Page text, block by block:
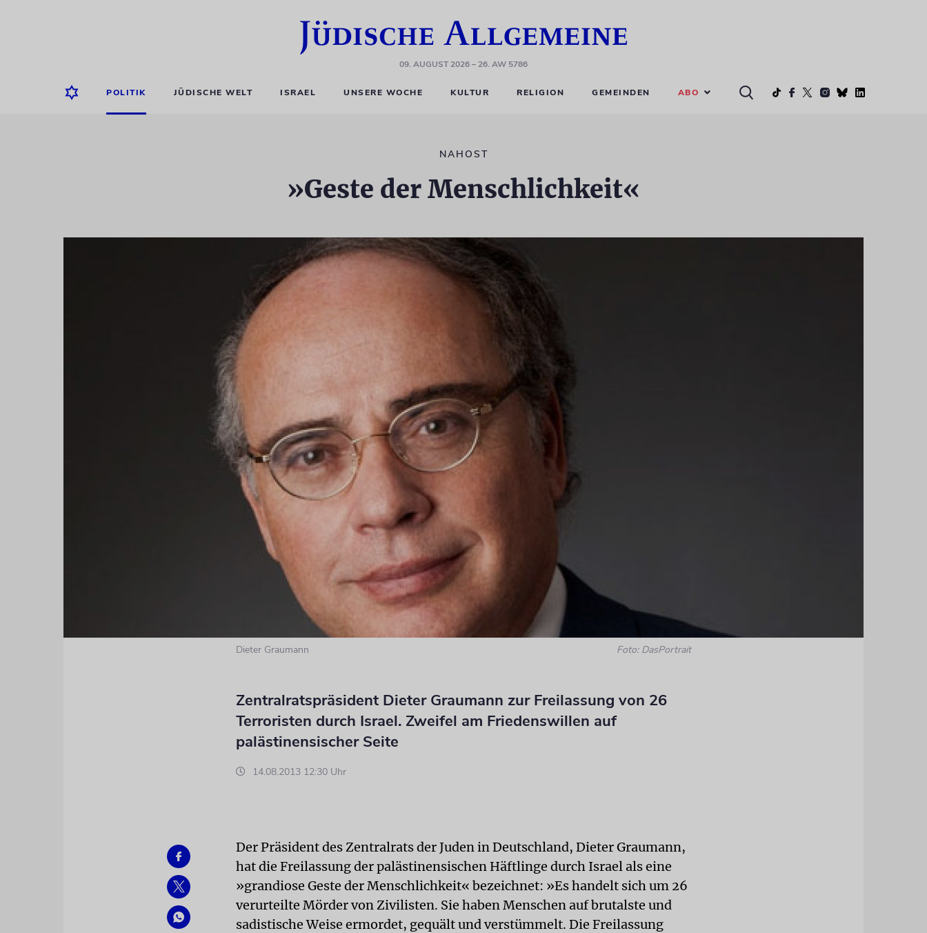
09. AUGUST 2026– 26. AW 5786
POLITIK JÜDISCHE WELT ISRAEL UNSERE WOCHE KULTUR RELIGION GEMEINDEN ABO
NAHOST
»Geste der Menschlichkeit«
Dieter Graumann Foto: DasPortrait
Zentralratspräsident Dieter Graumann zur Freilassung von 26
Terroristen durch Israel. Zweifel am Friedenswillen auf
palästinensischer Seite
14.08.2013 12:30 Uhr
Der Präsident des Zentralrats der Juden in Deutschland, Dieter Graumann,
hat die Freilassung der palästinensischen Häftlinge durch Israel als eine
»grandiose Geste der Menschlichkeit« bezeichnet: »Es handelt sich um 26
verurteilte Mörder von Zivilisten. Sie haben Menschen auf brutalste und
sadistische Weise ermordet, gequält und verstümmelt. Die Freilassung